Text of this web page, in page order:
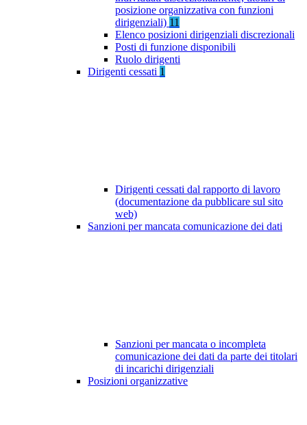
posizione organizzativa con funzioni
dirigenziali) 11
Elenco posizioni dirigenziali discrezionali
Posti di funzione disponibili
Ruolo dirigenti
Dirigenti cessati 1
Dirigenti cessati dal rapporto di lavoro
(documentazione da pubblicare sul sito
web)
Sanzioni per mancata comunicazione dei dati
Sanzioni per mancata o incompleta
comunicazione dei dati da parte dei titolari
di incarichi dirigenziali
Posizioni organizzative